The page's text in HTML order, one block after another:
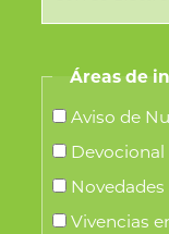
Áreas de
Aviso de
Devocional
Vivencias